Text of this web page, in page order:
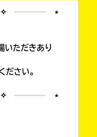
┈┈┈┈ ⋆
ただきあり
ださい。
┈┈┈┈ ⋆